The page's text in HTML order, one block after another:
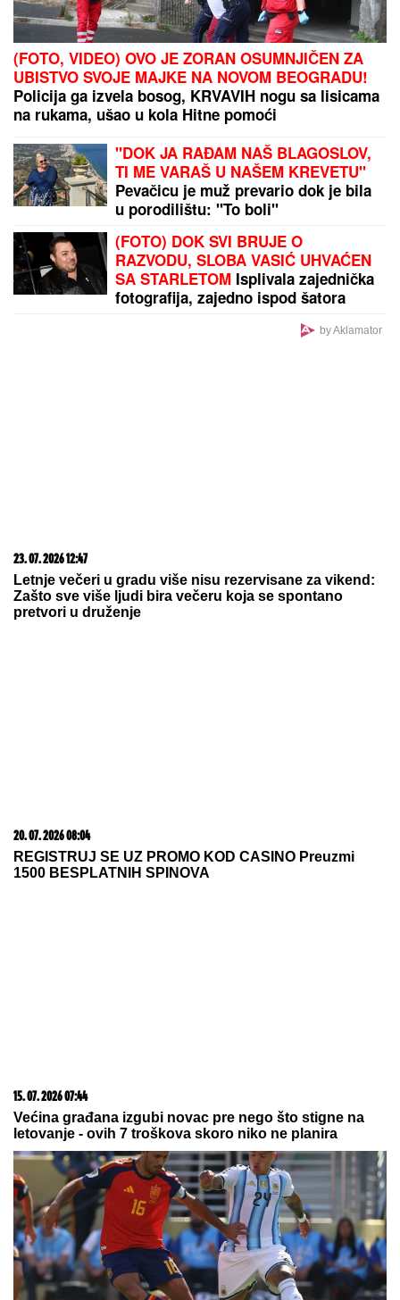
(FOTO, VIDEO) OVO JE ZORAN OSUMNJIČEN ZA
UBISTVO SVOJE MAJKE NA NOVOM BEOGRADU!
Policija ga izvela bosog, KRVAVIH nogu sa lisicama
na rukama, ušao u kola Hitne pomoći
"DOK JA RAĐAM NAŠ BLAGOSLOV,
TI ME VARAŠ U NAŠEM KREVETU"
Pevačicu je muž prevario dok je bila
u porodilištu: "To boli"
(FOTO) DOK SVI BRUJE O
RAZVODU, SLOBA VASIĆ UHVAĆEN
SA STARLETOM Isplivala zajednička
fotografija, zajedno ispod šatora
by Aklamator
23. 07. 2026 12:47
Letnje večeri u gradu više nisu rezervisane za vikend:
Zašto sve više ljudi bira večeru koja se spontano
pretvori u druženje
20. 07. 2026 08:04
REGISTRUJ SE UZ PROMO KOD CASINO Preuzmi
1500 BESPLATNIH SPINOVA
15. 07. 2026 07:44
Većina građana izgubi novac pre nego što stigne na
letovanje - ovih 7 troškova skoro niko ne planira